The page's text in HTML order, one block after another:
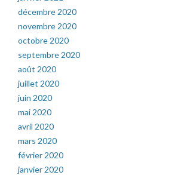
décembre 2020
novembre 2020
octobre 2020
septembre 2020
août 2020
juillet 2020
juin 2020
mai 2020
avril 2020
mars 2020
février 2020
janvier 2020